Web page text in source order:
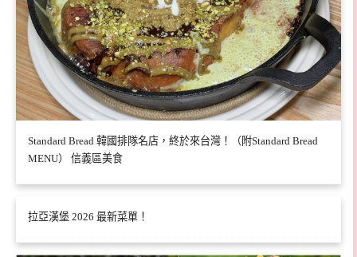
Standard Bread 韓國排隊名店，終於來台灣！（附Standard Bread
MENU） 信義區美食
拉亞漢堡 2026 最新菜單！